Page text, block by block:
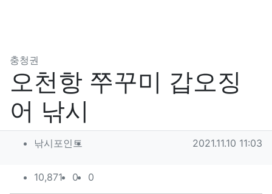
충청권
오천항 쭈꾸미 갑오징
어 낚시
작성자 정보
낚시포인트 작성일
2021.11.10 11:03
컨텐츠 정보
10,871조회
0추천
0